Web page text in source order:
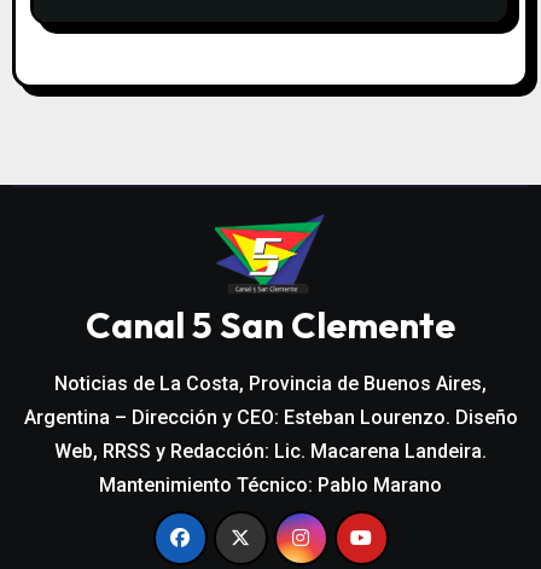
Canal 5 San Clemente
Noticias de La Costa, Provincia de Buenos Aires,
Argentina – Dirección y CEO: Esteban Lourenzo. Diseño
Web, RRSS y Redacción: Lic. Macarena Landeira.
Mantenimiento Técnico: Pablo Marano